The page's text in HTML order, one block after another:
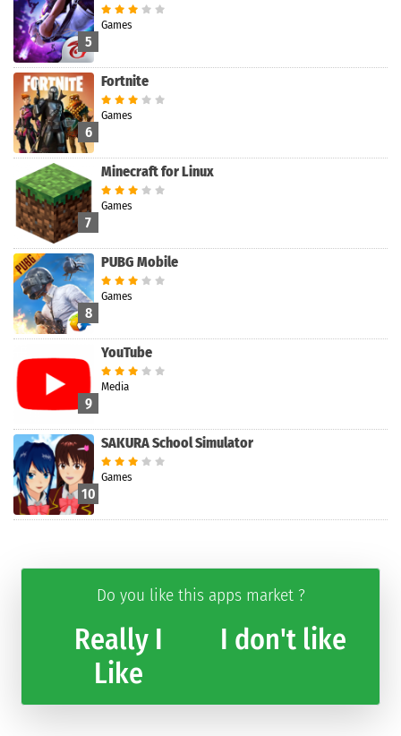
5
Games
6
Fortnite
Games
7
Minecraft for Linux
Games
8
PUBG Mobile
Games
9
YouTube
Media
10
SAKURA School Simulator
Games
Do you like this apps market ?
Really I
Like
I don't like